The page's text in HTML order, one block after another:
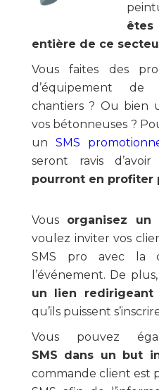
entière de ce
Vous faites des
d’équipement
chantiers ? Ou bien
vos bétonneuses ?
un SMS
seront ravis
pourront en profiter
Vous organisez un
voulez inviter vos
SMS pro avec la
l’événement. De
un lien
qu’ils puissent
Vous pouvez
SMS dans un but
commande client est